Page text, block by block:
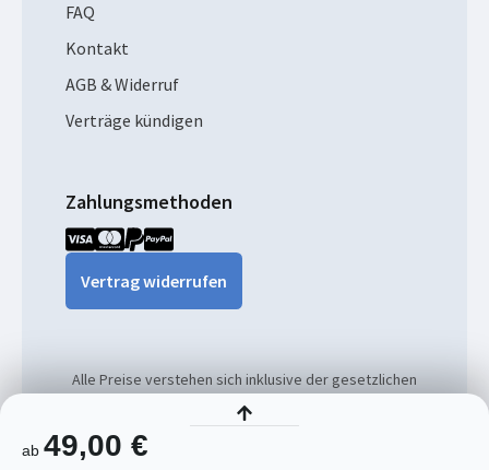
ab 49,00 €
FAQ
Kontakt
AGB & Widerruf
Verträge kündigen
Zahlungsmethoden
Vertrag widerrufen
Alle Preise verstehen sich inklusive der gesetzlichen
MwSt. und ggf. zzgl. Versandkosten.